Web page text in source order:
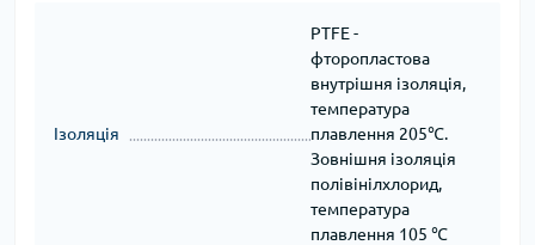
Ізоляція
PTFE -
фторопластова
внутрішня ізоляція,
температура
плавлення 205℃.
Зовнішня ізоляція
полівінілхлорид,
температура
плавлення 105 ℃